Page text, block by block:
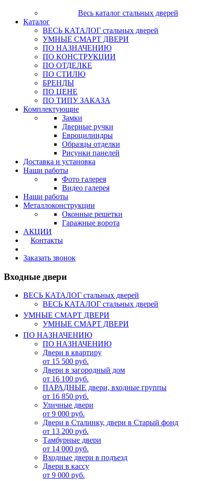
Весь каталог стальных дверей
Каталог
ВЕСЬ КАТАЛОГ стальных дверей
УМНЫЕ СМАРТ ДВЕРИ
ПО НАЗНАЧЕНИЮ
ПО КОНСТРУКЦИИ
ПО ОТДЕЛКЕ
ПО СТИЛЮ
БРЕНДЫ
ПО ЦЕНЕ
ПО ТИПУ ЗАКАЗА
Комплектующие
Замки
Дверные ручки
Евроцилиндры
Образцы отделки
Рисунки панелей
Доставка и установка
Наши работы
Фото галерея
Видео галерея
Наши работы
Металлоконструкции
Оконные решетки
Гаражные ворота
АКЦИИ
Контакты
Заказать звонок
Входные двери
ВЕСЬ КАТАЛОГ стальных дверей
ВЕСЬ КАТАЛОГ стальных дверей
УМНЫЕ СМАРТ ДВЕРИ
УМНЫЕ СМАРТ ДВЕРИ
ПО НАЗНАЧЕНИЮ
ПО НАЗНАЧЕНИЮ
Двери в квартиру
от 15 500 руб.
Двери в загородный дом
от 16 100 руб.
ПАРАДНЫЕ двери, входные группы
от 16 850 руб.
Уличные двери
от 9 000 руб.
Двери в Сталинку, двери в Старый фонд
от 13 200 руб.
Тамбурные двери
от 14 000 руб.
Входные двери в подъезд
Двери в кассу
от 9 000 руб.